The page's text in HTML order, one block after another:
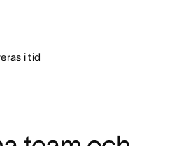
i tid